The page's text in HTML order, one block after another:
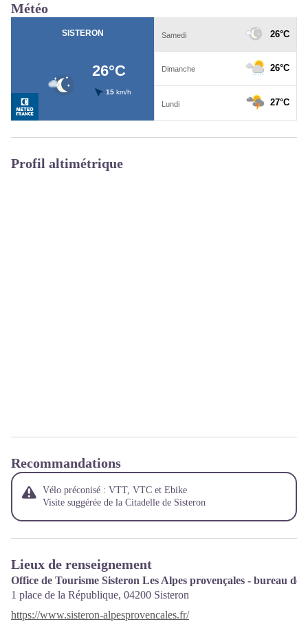
Météo
Profil altimétrique
Recommandations
Vélo préconisé : VTT, VTC et Ebike
Visite suggérée de la Citadelle de Sisteron
Lieux de renseignement
Office de Tourisme Sisteron Les Alpes provençales - bureau de
1 place de la République, 04200 Sisteron
https://www.sisteron-alpesprovencales.fr/